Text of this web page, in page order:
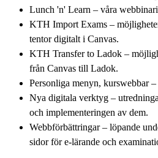
Lunch 'n' Learn – våra
KTH Import Exams –
tentor digitalt i Canvas.
KTH Transfer to Ladok –
från Canvas till Ladok.
Personliga menyn, kurswebbar
Nya digitala verktyg –
och implementeringen av dem.
Webbförbättringar – löpande
sidor för e-lärande och